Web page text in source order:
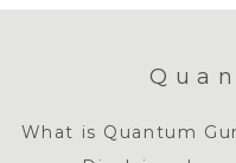
What is Quantum